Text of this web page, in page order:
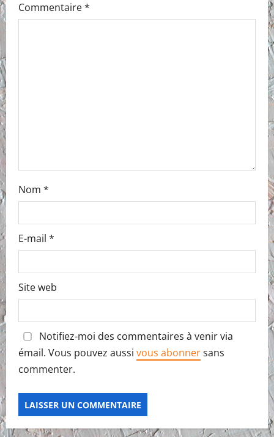
Commentaire*
Nom *
E-mail *
Site web
Notifiez-moi des commentaires à venir via
émail. Vous pouvez aussi vous abonnersans
commenter.